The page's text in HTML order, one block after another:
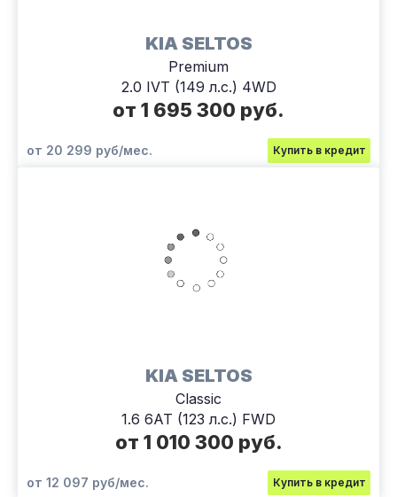
KIA SELTOS
Premium
2.0 IVT (149 л.с.) 4WD
от 1 695 300 руб.
от 20 299 руб/мес. Купить в кредит
KIA SELTOS
Classic
1.6 6АТ (123 л.с.) FWD
от 1 010 300 руб.
от 12 097 руб/мес. Купить в кредит